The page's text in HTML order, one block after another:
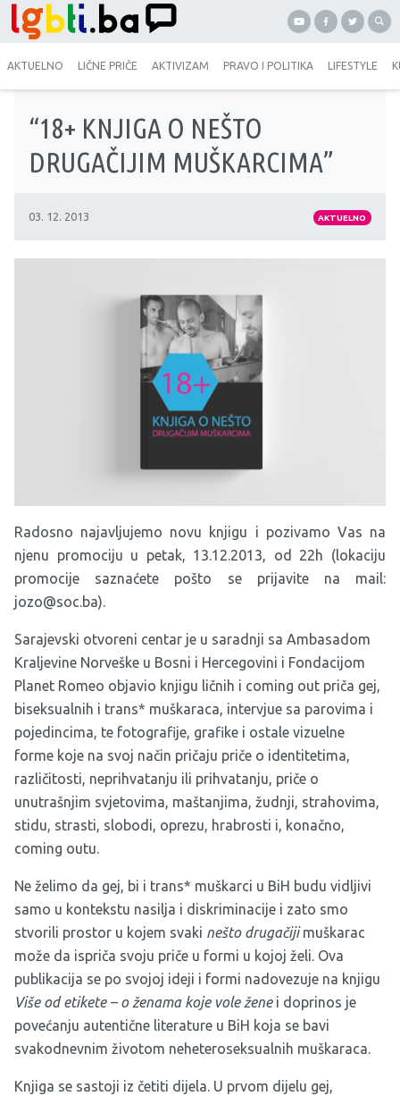
AKTUELNO LIČNE PRIČE AKTIVIZAM PRAVO I POLITIKA LIFESTYLE
“18+ KNJIGA O NEŠTO
DRUGAČIJIM MUŠKARCIMA”
03. 12. 2013 AKTUELNO
Radosno najavljujemo novu knjigu i pozivamo Vas na
njenu promociju u petak, 13.12.2013, od 22h (lokaciju
promocije saznaćete pošto se prijavite na mail:
jozo@soc.ba).
Sarajevski otvoreni centar je u saradnji sa Ambasadom
Kraljevine Norveške u Bosni i Hercegovini i Fondacijom
Planet Romeo objavio knjigu ličnih i coming out priča gej,
biseksualnih i trans* muškaraca, intervjue sa parovima i
pojedincima, te fotografije, grafike i ostale vizuelne
forme koje na svoj način pričaju priče o identitetima,
različitosti, neprihvatanju ili prihvatanju, priče o
unutrašnjim svjetovima, maštanjima, žudnji, strahovima,
stidu, strasti, slobodi, oprezu, hrabrosti i, konačno,
coming outu.
Ne želimo da gej, bi i trans* muškarci u BiH budu vidljivi
samo u kontekstu nasilja i diskriminacije i zato smo
stvorili prostor u kojem svaki nešto drugačijimuškarac
može da ispriča svoju priče u formi u kojoj želi. Ova
publikacija se po svojoj ideji i formi nadovezuje na knjigu
Više od etikete – o ženama koje vole ženei doprinos je
povećanju autentične literature u BiH koja se bavi
svakodnevnim životom neheteroseksualnih muškaraca.
Knjiga se sastoji iz četiti dijela. U prvom dijelu gej,